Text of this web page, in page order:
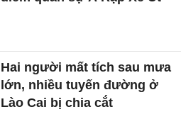
Hai người mất tích sau mưa
lớn, nhiều tuyến đường ở
Lào Cai bị chia cắt